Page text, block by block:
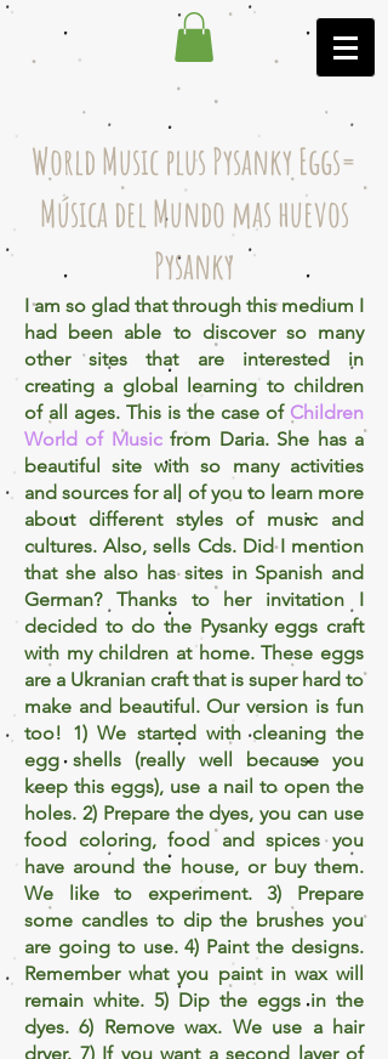
World Music plus Pysanky Eggs=
Música del Mundo mas huevos
Pysanky
I am so glad that through this medium I
had been able to discover so many
other sites that are interested in
creating a global learning to children
of all ages. This is the case of Children
World of Musicfrom Daria. She has a
beautiful site with so many activities
and sources for all of you to learn more
about different styles of music and
cultures. Also, sells Cds. Did I mention
that she also has sites in Spanish and
German? Thanks to her invitation I
decided to do the Pysankyeggs craft
with my children at home. These eggs
are a Ukranian craft that is super hard to
make and beautiful. Our version is fun
too! 1) We started with cleaning the
egg shells (really well because you
keep this eggs), use a nail to open the
holes. 2) Prepare the dyes, you can use
food coloring, food and spices you
have around the house, or buy them.
We like to experiment. 3) Prepare
some candles to dip the brushes you
are going to use. 4) Paint the designs.
Remember what you paint in wax will
remain white. 5) Dip the eggs in the
dyes. 6) Remove wax. We use a hair
dryer. 7) If you want a second layer of